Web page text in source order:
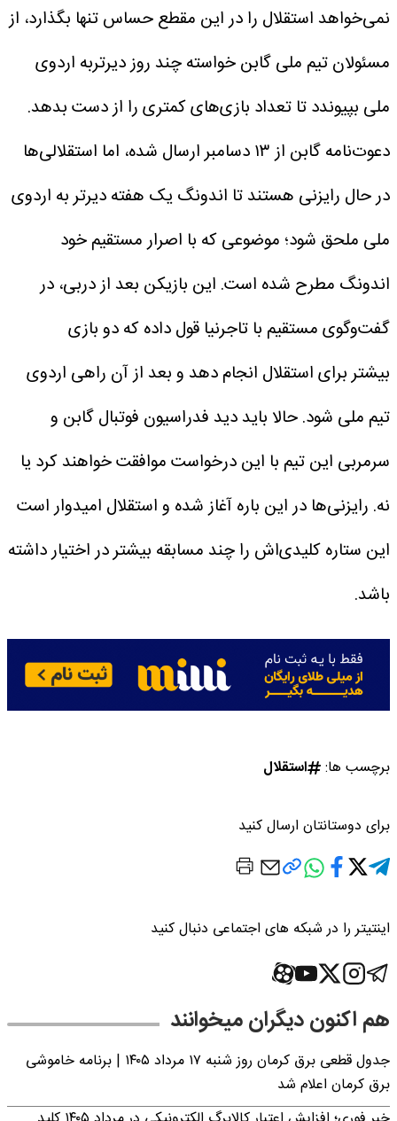
نمی‌خواهد استقلال را در این مقطع حساس تنها بگذارد، از
مسئولان تیم ملی گابن خواسته چند روز دیرتربه اردوی
ملی بپیوندد تا تعداد بازی‌های کمتری را از دست بدهد.
دعوت‌نامه گابن از ۱۳ دسامبر ارسال شده، اما استقلالی‌ها
در حال رایزنی هستند تا اندونگ یک هفته دیرتر به اردوی
ملی ملحق شود؛ موضوعی که با اصرار مستقیم خود
اندونگ مطرح شده است. این بازیکن بعد از دربی، در
گفت‌وگوی مستقیم با تاجرنیا قول داده که دو بازی
بیشتر برای استقلال انجام دهد و بعد از آن راهی اردوی
تیم ملی شود. حالا باید دید فدراسیون فوتبال گابن و
سرمربی این تیم با این درخواست موافقت خواهند کرد یا
نه. رایزنی‌ها در این باره آغاز شده و استقلال امیدوار است
این ستاره کلیدی‌اش را چند مسابقه بیشتر در اختیار داشته
باشد.
برچسب ها: استقلال
برای دوستانتان ارسال کنید
اینتیتر را در شبکه های اجتماعی دنبال کنید
هم اکنون دیگران میخوانند
جدول قطعی برق کرمان روز شنبه ۱۷ مرداد ۱۴۰۵ | برنامه خاموشی
برق کرمان اعلام شد